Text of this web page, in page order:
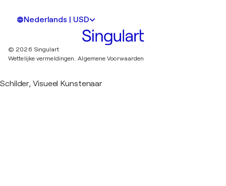
Nederlands | USD
© 2026 Singulart
Wettelijke vermeldingen. Algemene Voorwaarden
Schilder, Visueel Kunstenaar